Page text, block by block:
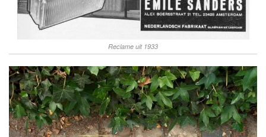
Reclame uit 1933